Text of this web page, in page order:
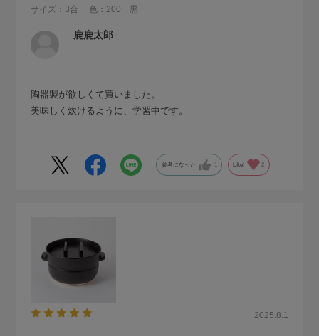
サイズ：3合 色：200 黒
鹿鹿太郎
陶器製が欲しくて買いました。
美味しく炊けるように、学習中です。
参考になった 1 Like! 2
2025.8.1